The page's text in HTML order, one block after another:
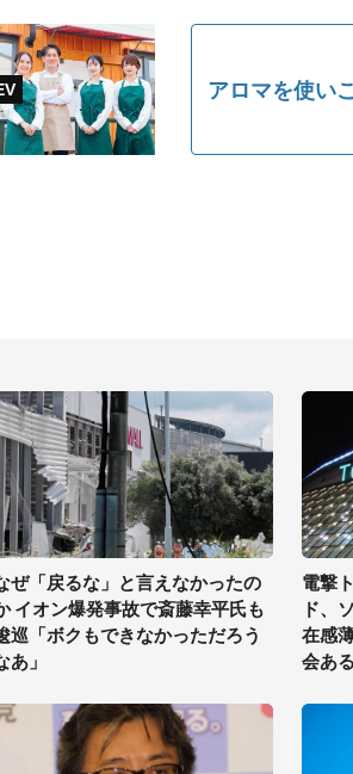
アロマを使い
ぜ「戻るな」と言えなかったの
イオン爆発事故で斎藤幸平氏も
巡「ボクもできなかっただろう
あ」
電撃
ド、
在感
会あ